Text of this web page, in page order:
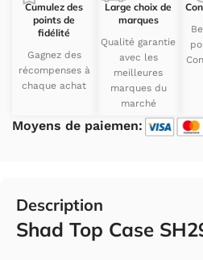
Cumulez des
points de
fidélité
Gagnez des
récompenses à
chaque achat
Large choix de
marques
Qualité garantie
avec les
meilleures
marques du
marché
Moyens de paiemen:
Description
Shad Top Case